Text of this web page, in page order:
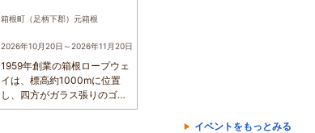
箱根町（足柄下郡）元箱根
2026年10月20日～2026年11月20日
1959年創業の箱根ロープウェ
イは、標高約1000mに位置
し、四方がガラス張りのゴン
ドラからは、眼...
イベントをもっとみる